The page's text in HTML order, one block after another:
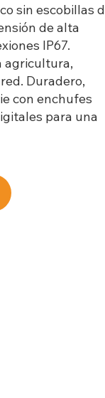
sin escobillas
de alta
IP67.
agricultura,
Duradero,
con enchufes
para una